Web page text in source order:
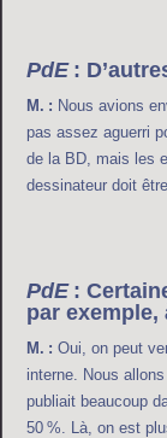
PdE :
M. : Nous avions
pas assez aguerri
de la BD, mais les
dessinateur doit
PdE :
par exemple,
M. :Oui, on peut
interne. Nous
publiait beaucoup
50 %. Là, on est